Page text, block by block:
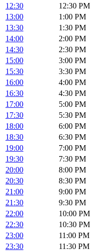
12:30
12:30 PM
13:00
1:00 PM
13:30
1:30 PM
14:00
2:00 PM
14:30
2:30 PM
15:00
3:00 PM
15:30
3:30 PM
16:00
4:00 PM
16:30
4:30 PM
17:00
5:00 PM
17:30
5:30 PM
18:00
6:00 PM
18:30
6:30 PM
19:00
7:00 PM
19:30
7:30 PM
20:00
8:00 PM
20:30
8:30 PM
21:00
9:00 PM
21:30
9:30 PM
22:00
10:00 PM
22:30
10:30 PM
23:00
11:00 PM
23:30
11:30 PM